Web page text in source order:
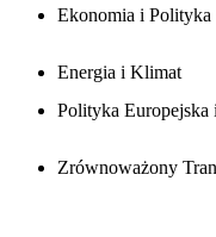
Ekonomia i Polityka
Energia i Klimat
Polityka Europejska
Zrównoważony